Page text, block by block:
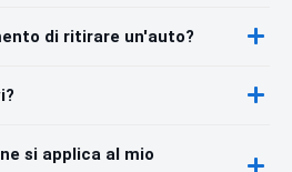
di ritirare un'auto?
si applica al mio